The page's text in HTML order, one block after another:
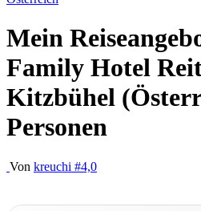
Mein
Family Hotel
Kitzbühel
Personen
Von kreuchi #4,0